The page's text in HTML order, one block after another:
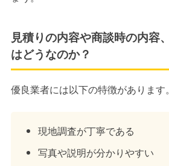
見積りの内容や商談時の内容
はどうなのか？
優良業者には以下の特徴があります。
現地調査が丁寧である
写真や説明が分かりやすい